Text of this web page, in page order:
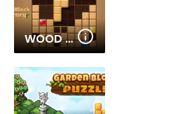
WOOD BLOCK JOURNEY